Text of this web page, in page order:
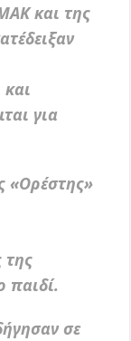
και της
για
«Ορέστης»
της
παιδί.
σε